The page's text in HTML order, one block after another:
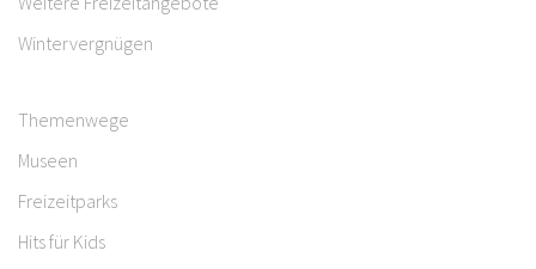
Wintervergnügen
Themenwege
Museen
Freizeitparks
Hits für Kids